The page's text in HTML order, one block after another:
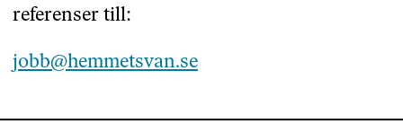
referenser till:
jobb@hemmetsvan.se